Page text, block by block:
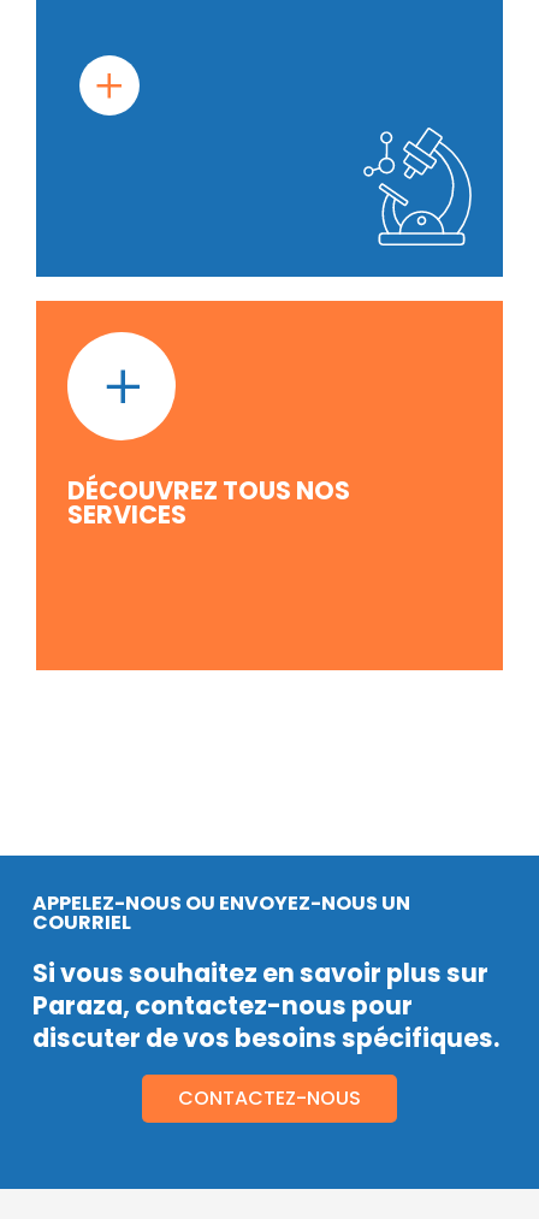
DÉCOUVREZ TOUS NOS
SERVICES
APPELEZ-NOUS OU ENVOYEZ-NOUS UN
COURRIEL
Si vous souhaitez en savoir plus sur
Paraza, contactez-nous pour
discuter de vos besoins spécifiques.
CONTACTEZ-NOUS